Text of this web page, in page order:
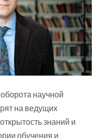
научной
на ведущих
знаний и
обучения и